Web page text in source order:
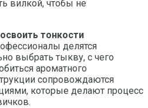
вилкой, чтобы не
тонкости
делятся
выбрать тыкву, с чего
ароматного
сопровождаются
которые делают процесс